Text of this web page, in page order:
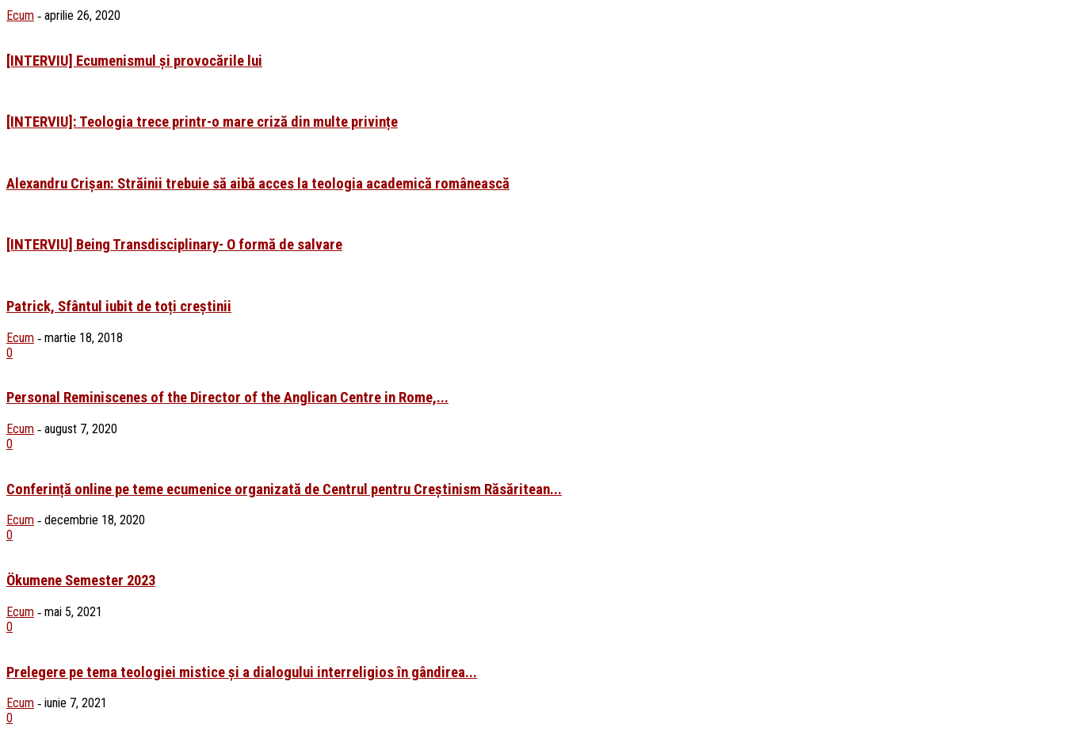
Ecum - aprilie 26, 2020
[INTERVIU] Ecumenismul și provocările lui
[INTERVIU]: Teologia trece printr-o mare criză din multe privințe
Alexandru Crișan: Străinii trebuie să aibă acces la teologia academică românească
[INTERVIU] Being Transdisciplinary- O formă de salvare
Patrick, Sfântul iubit de toți creștinii
Ecum - martie 18, 2018
0
Personal Reminiscenes of the Director of the Anglican Centre in Rome,...
Ecum - august 7, 2020
0
Conferință online pe teme ecumenice organizată de Centrul pentru Creștinism Răsăritean...
Ecum - decembrie 18, 2020
0
Ökumene Semester 2023
Ecum - mai 5, 2021
0
Prelegere pe tema teologiei mistice și a dialogului interreligios în gândirea...
Ecum - iunie 7, 2021
0